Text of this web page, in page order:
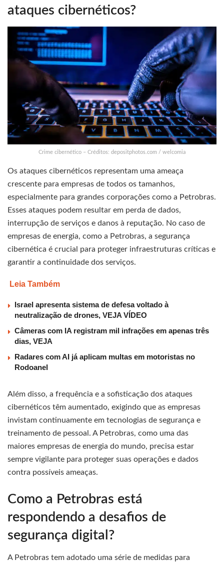
ataques cibernéticos?
Crime cibernético – Créditos: depositphotos.com / welcomia
Os ataques cibernéticos representam uma ameaça
crescente para empresas de todos os tamanhos,
especialmente para grandes corporações como a Petrobras.
Esses ataques podem resultar em perda de dados,
interrupção de serviços e danos à reputação. No caso de
empresas de energia, como a Petrobras, a segurança
cibernética é crucial para proteger infraestruturas críticas e
garantir a continuidade dos serviços.
Leia Também
Israel apresenta sistema de defesa voltado à
neutralização de drones, VEJA VÍDEO
Câmeras com IA registram mil infrações em apenas três
dias, VEJA
Radares com AI já aplicam multas em motoristas no
Rodoanel
Além disso, a frequência e a sofisticação dos ataques
cibernéticos têm aumentado, exigindo que as empresas
invistam continuamente em tecnologias de segurança e
treinamento de pessoal. A Petrobras, como uma das
maiores empresas de energia do mundo, precisa estar
sempre vigilante para proteger suas operações e dados
contra possíveis ameaças.
Como a Petrobras está
respondendo a desafios de
segurança digital?
A Petrobras tem adotado uma série de medidas para